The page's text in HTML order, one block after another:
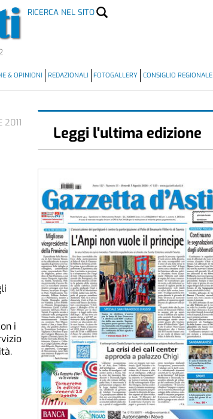
RICERCA NEL SITO
& OPINIONI REDAZIONALI FOTOGALLERY CONSIGLIO REGIONALE
2011
i
Leggi l'ultima edizione